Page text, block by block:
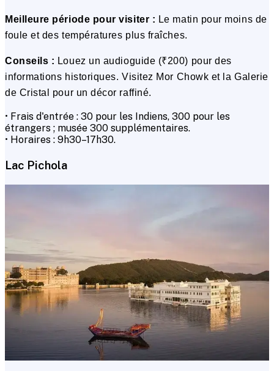
Meilleure période pour visiter : Le matin pour moins de
foule et des températures plus fraîches.
Conseils : Louez un audioguide (₹200) pour des
informations historiques. Visitez Mor Chowk et la Galerie
de Cristal pour un décor raffiné.
• Frais d'entrée : ₹30 pour les Indiens, ₹300 pour les
étrangers ; musée ₹300 supplémentaires.
• Horaires : 9h30–17h30.
Lac Pichola